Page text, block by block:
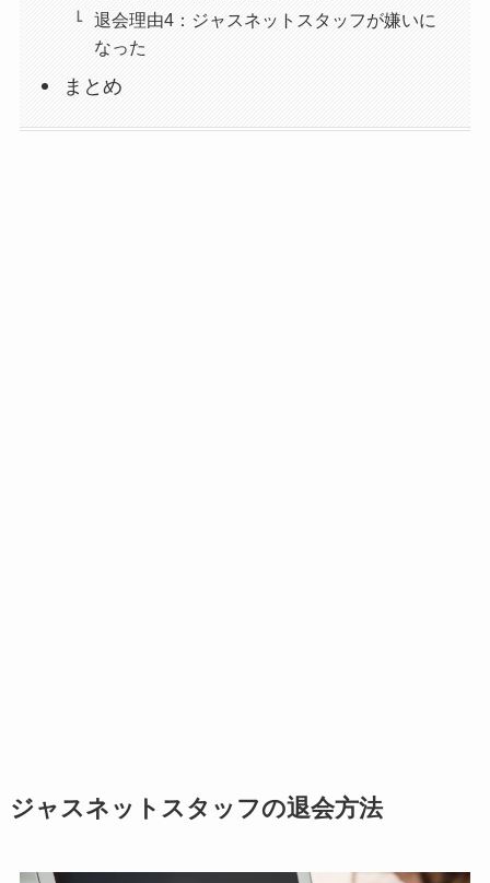
退会理由4：ジャスネットスタッフが嫌いに
なった
まとめ
ジャスネットスタッフの退会方法